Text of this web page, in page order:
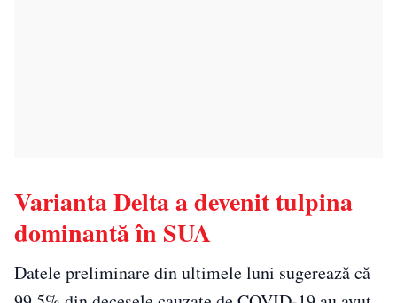
Varianta Delta a devenit tulpina
dominantă în SUA
Datele preliminare din ultimele luni sugerează că